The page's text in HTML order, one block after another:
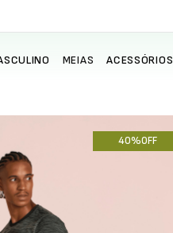
MEIAS ACESSÓRIOS
40%OFF